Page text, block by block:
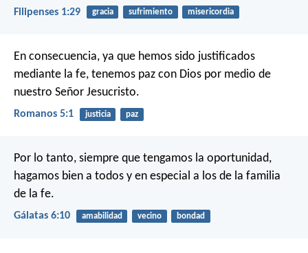
Filipenses 1:29 gracia sufrimiento misericordia
En consecuencia, ya que hemos sido justificados
mediante la fe, tenemos paz con Dios por medio de
nuestro Señor Jesucristo.
Romanos 5:1 justicia paz
Por lo tanto, siempre que tengamos la oportunidad,
hagamos bien a todos y en especial a los de la familia
de la fe.
Gálatas 6:10 amabilidad vecino bondad